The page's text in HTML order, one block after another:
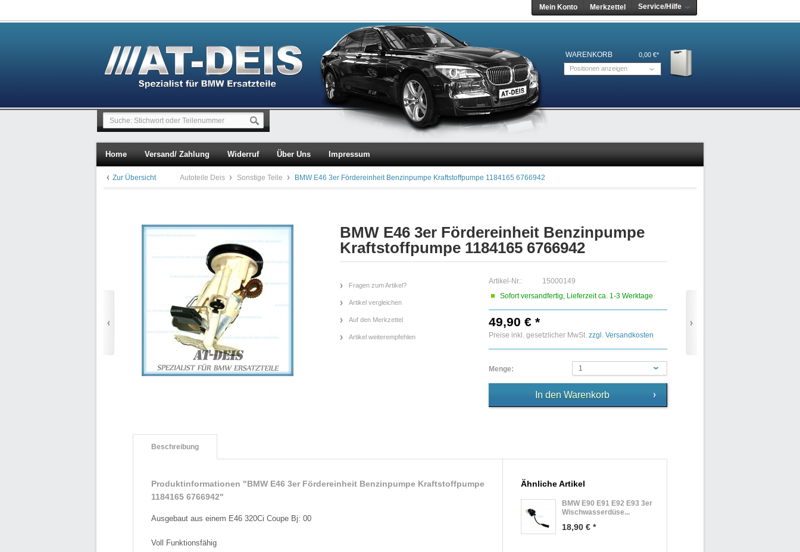
Mein Konto Merkzettel Service/Hilfe
WARENKORB
0,00 €*
Positionen anzeigen
Home Versand/ Zahlung Widerruf Über Uns Impressum
Zur Übersicht Autoteile Deis Sonstige Teile BMW E46 3er Fördereinheit Benzinpumpe Kraftstoffpumpe 1184165 6766942
BMW E46 3er Fördereinheit Benzinpumpe
Kraftstoffpumpe 1184165 6766942
Fragen zum Artikel?
Artikel vergleichen
Auf den Merkzettel
Artikel weiterempfehlen
Artikel-Nr.:
15000149
Sofort versandfertig, Lieferzeit ca. 1-3 Werktage
49,90 € *
Preise inkl. gesetzlicher MwSt. zzgl. Versandkosten
Menge: 1
Beschreibung
Produktinformationen "BMW E46 3er Fördereinheit Benzinpumpe Kraftstoffpumpe
1184165 6766942"
Ausgebaut aus einem E46 320Ci Coupe Bj: 00
Voll Funktionsfähig
Ähnliche Artikel
BMW E90 E91 E92 E93 3er
Wischwasserdüse...
18,90 € *